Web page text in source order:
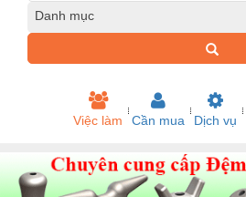
Danh mục
Việc làm Cần mua Dịch vụ